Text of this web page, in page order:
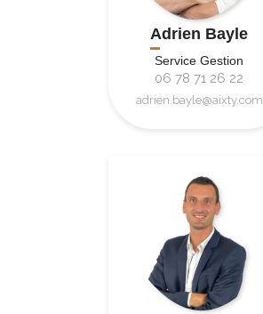
Adrien Bayle
Service Gestion
06 78 71 26 22
adrien.bayle@aixty.com